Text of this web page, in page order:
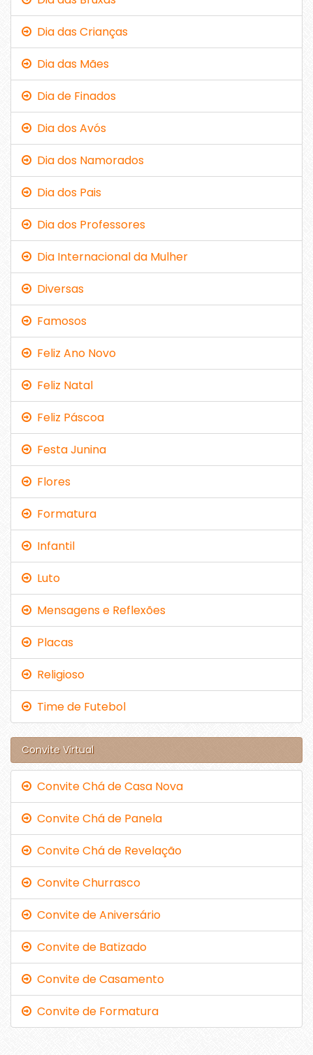
Dia das Crianças
Dia das Mães
Dia de Finados
Dia dos Avós
Dia dos Namorados
Dia dos Pais
Dia dos Professores
Dia Internacional da Mulher
Diversas
Famosos
Feliz Ano Novo
Feliz Natal
Feliz Páscoa
Festa Junina
Flores
Formatura
Infantil
Luto
Mensagens e Reflexões
Placas
Religioso
Time de Futebol
Convite Virtual
Convite Chá de Casa Nova
Convite Chá de Panela
Convite Chá de Revelação
Convite Churrasco
Convite de Aniversário
Convite de Batizado
Convite de Casamento
Convite de Formatura